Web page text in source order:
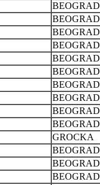
BEOGRAD
BEOGRAD
BEOGRAD
BEOGRAD
BEOGRAD
BEOGRAD
BEOGRAD
BEOGRAD
BEOGRAD
BEOGRAD
GROCKA
BEOGRAD
BEOGRAD
BEOGRAD